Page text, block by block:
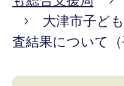
大津市子ど
査結果について（